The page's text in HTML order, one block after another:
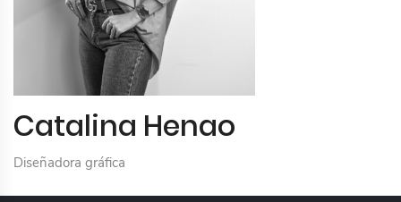
Catalina Henao
Diseñadora gráfica